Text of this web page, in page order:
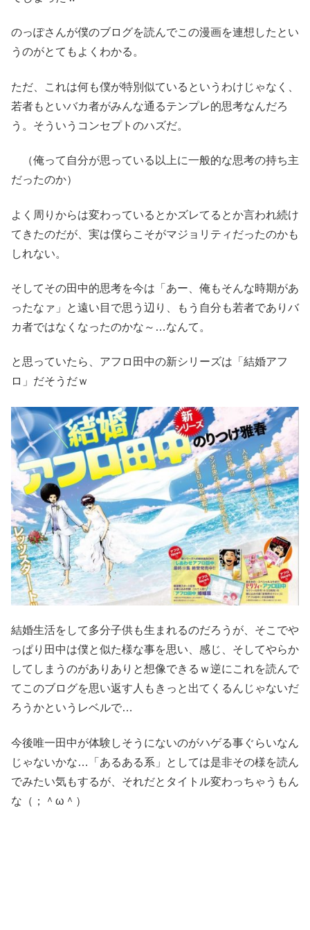
のっぽさんが僕のブログを読んでこの漫画を連想したとい
うのがとてもよくわかる。
ただ、これは何も僕が特別似ているというわけじゃなく、
若者もといバカ者がみんな通るテンプレ的思考なんだろ
う。そういうコンセプトのハズだ。
（俺って自分が思っている以上に一般的な思考の持ち主
だったのか）
よく周りからは変わっているとかズレてるとか言われ続け
てきたのだが、実は僕らこそがマジョリティだったのかも
しれない。
そしてその田中的思考を今は「あー、俺もそんな時期があ
ったなァ」と遠い目で思う辺り、もう自分も若者でありバ
カ者ではなくなったのかな～…なんて。
と思っていたら、アフロ田中の新シリーズは「結婚アフ
ロ」だそうだｗ
結婚生活をして多分子供も生まれるのだろうが、そこでや
っぱり田中は僕と似た様な事を思い、感じ、そしてやらか
してしまうのがありありと想像できるｗ逆にこれを読んで
てこのブログを思い返す人もきっと出てくるんじゃないだ
ろうかというレベルで…
今後唯一田中が体験しそうにないのがハゲる事ぐらいなん
じゃないかな…「あるある系」としては是非その様を読ん
でみたい気もするが、それだとタイトル変わっちゃうもん
な（；＾ω＾）